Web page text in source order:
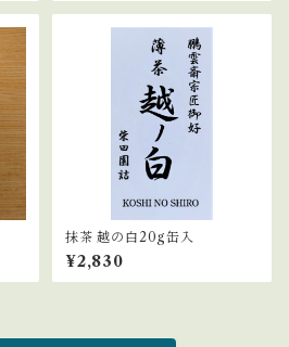
抹茶 越の白20g缶入
¥2,830